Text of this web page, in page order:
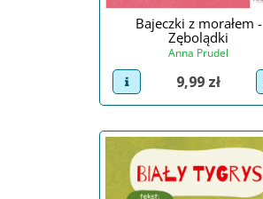
Bajeczki z morałem -
Zębolądki
Anna Prudel
view product
Cena
9,99 zł